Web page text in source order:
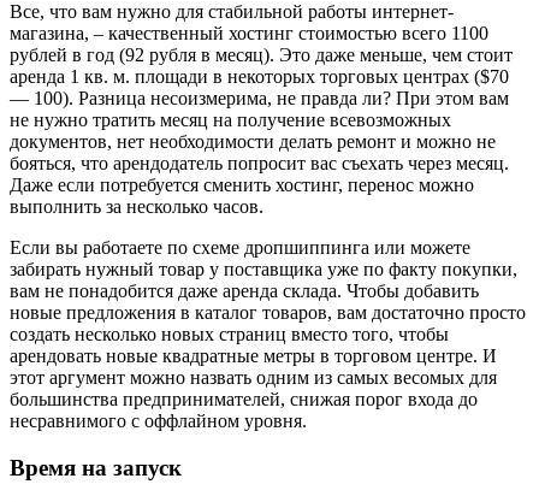
Все, что вам нужно для стабильной работы интернет-
магазина, – качественный хостинг стоимостью всего 1100
рублей в год (92 рубля в месяц). Это даже меньше, чем стоит
аренда 1 кв. м. площади в некоторых торговых центрах ($70
— 100). Разница несоизмерима, не правда ли? При этом вам
не нужно тратить месяц на получение всевозможных
документов, нет необходимости делать ремонт и можно не
бояться, что арендодатель попросит вас съехать через месяц.
Даже если потребуется сменить хостинг, перенос можно
выполнить за несколько часов.
Если вы работаете по схеме дропшиппинга или можете
забирать нужный товар у поставщика уже по факту покупки,
вам не понадобится даже аренда склада. Чтобы добавить
новые предложения в каталог товаров, вам достаточно просто
создать несколько новых страниц вместо того, чтобы
арендовать новые квадратные метры в торговом центре. И
этот аргумент можно назвать одним из самых весомых для
большинства предпринимателей, снижая порог входа до
несравнимого с оффлайном уровня.
Время на запуск